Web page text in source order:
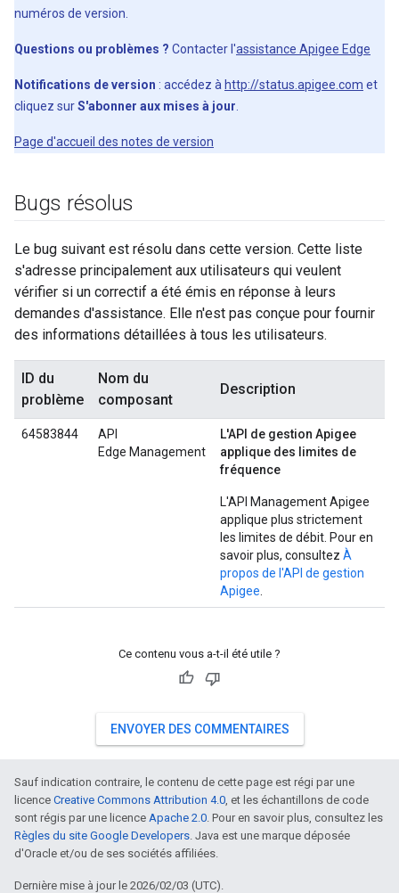
numéros de version.
Questions ou problèmes ? Contacter l'assistance Apigee Edge
Notifications de version : accédez à http://status.apigee.com et
cliquez surS'abonner aux mises à jour
Page d'accueil des notes de version
Bugs résolus
Le bug suivant est résolu dans cette version. Cette liste
s'adresse principalement aux utilisateurs qui veulent
vérifier si un correctif a été émis en réponse à leurs
demandes d'assistance. Elle n'est pas conçue pour fournir
des informations détaillées à tous les utilisateurs.
ID du
problème
Nom du
composant
Description
64583844
API
Edge Management
L'API de gestion Apigee
applique des limites de
fréquence
L'API Management Apigee
applique plus strictement
les limites de débit. Pour en
savoir plus, consultez À
propos de l'API de gestion
Apigee
Ce contenu vous a-t-il été utile ?
ENVOYER DES COMMENTAIRES
Sauf indication contraire, le contenu de cette page est régi par une
licence Creative Commons Attribution 4.0, et les échantillons de code
sont régis par une licence Apache 2.0. Pour en savoir plus, consultez les
Règles du site Google Developers. Java est une marque déposée
d'Oracle et/ou de ses sociétés affiliées.
Dernière mise à jour le 2026/02/03 (UTC).